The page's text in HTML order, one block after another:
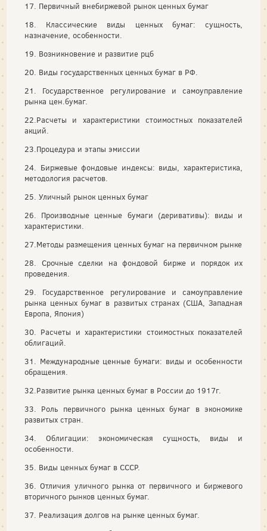
17. Первичный внебиржевой рынок ценных бумаг
18. Классические виды ценных бумаг: сущность,
назначение, особенности.
19. Возникновение и развитие рцб
20. Виды государственных ценных бумаг в РФ.
21. Государственное регулирование и самоуправление
рынка цен.бумаг.
22.Расчеты и характеристики стоимостных показателей
акций.
23.Процедура и этапы эмиссии
24. Биржевые фондовые индексы: виды, характеристика,
методология расчетов.
25. Уличный рынок ценных бумаг
26. Производные ценные бумаги (деривативы): виды и
характеристики.
27.Методы размещения ценных бумаг на первичном рынке
28. Срочные сделки на фондовой бирже и порядок их
проведения.
29. Государственное регулирование и самоуправление
рынка ценных бумаг в развитых странах (США, Западная
Европа, Япония)
30. Расчеты и характеристики стоимостных показателей
облигаций.
31. Международные ценные бумаги: виды и особенности
обращения.
32.Развитие рынка ценных бумаг в России до 1917г.
33. Роль первичного рынка ценных бумаг в экономике
развитых стран.
34. Облигации: экономическая сущность, виды и
особенности.
35. Виды ценных бумаг в СССР.
36. Отличия уличного рынка от первичного и биржевого
вторичного рынков ценных бумаг.
37. Реализация долгов на рынке ценных бумаг.